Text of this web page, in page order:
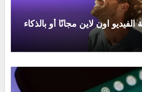
الفيديو اون لاين مجانًا أو بالذكاء